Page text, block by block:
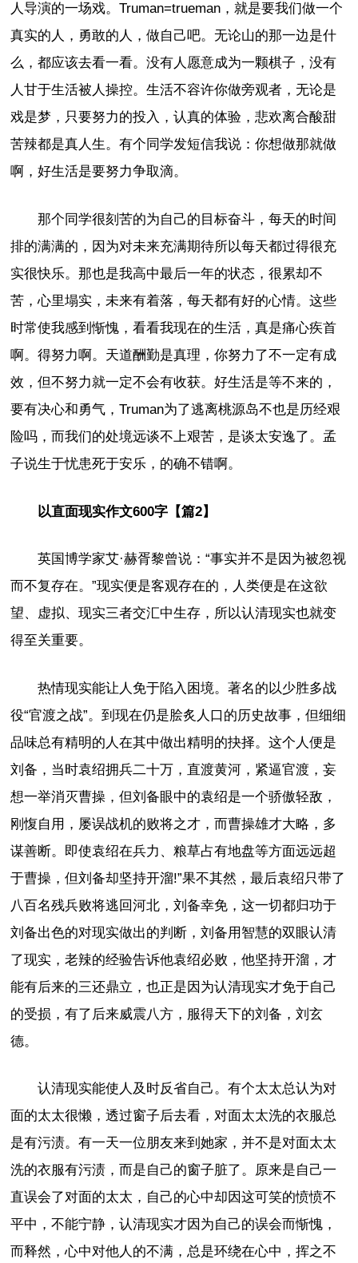
人导演的一场戏。Truman=trueman，就是要我们做一个
真实的人，勇敢的人，做自己吧。无论山的那一边是什
么，都应该去看一看。没有人愿意成为一颗棋子，没有
人甘于生活被人操控。生活不容许你做旁观者，无论是
戏是梦，只要努力的投入，认真的体验，悲欢离合酸甜
苦辣都是真人生。有个同学发短信我说：你想做那就做
啊，好生活是要努力争取滴。
那个同学很刻苦的为自己的目标奋斗，每天的时间
排的满满的，因为对未来充满期待所以每天都过得很充
实很快乐。那也是我高中最后一年的状态，很累却不
苦，心里塌实，未来有着落，每天都有好的心情。这些
时常使我感到惭愧，看看我现在的生活，真是痛心疾首
啊。得努力啊。天道酬勤是真理，你努力了不一定有成
效，但不努力就一定不会有收获。好生活是等不来的，
要有决心和勇气，Truman为了逃离桃源岛不也是历经艰
险吗，而我们的处境远谈不上艰苦，是谈太安逸了。孟
子说生于忧患死于安乐，的确不错啊。
以直面现实作文600字【篇2】
英国博学家艾·赫胥黎曾说：“事实并不是因为被忽视
而不复存在。”现实便是客观存在的，人类便是在这欲
望、虚拟、现实三者交汇中生存，所以认清现实也就变
得至关重要。
热情现实能让人免于陷入困境。著名的以少胜多战
役“官渡之战”。到现在仍是脍炙人口的历史故事，但细细
品味总有精明的人在其中做出精明的抉择。这个人便是
刘备，当时袁绍拥兵二十万，直渡黄河，紧逼官渡，妄
想一举消灭曹操，但刘备眼中的袁绍是一个骄傲轻敌，
刚愎自用，屡误战机的败将之才，而曹操雄才大略，多
谋善断。即使袁绍在兵力、粮草占有地盘等方面远远超
于曹操，但刘备却坚持开溜!”果不其然，最后袁绍只带了
八百名残兵败将逃回河北，刘备幸免，这一切都归功于
刘备出色的对现实做出的判断，刘备用智慧的双眼认清
了现实，老辣的经验告诉他袁绍必败，他坚持开溜，才
能有后来的三还鼎立，也正是因为认清现实才免于自己
的受损，有了后来威震八方，服得天下的刘备，刘玄
德。
认清现实能使人及时反省自己。有个太太总认为对
面的太太很懒，透过窗子后去看，对面太太洗的衣服总
是有污渍。有一天一位朋友来到她家，并不是对面太太
洗的衣服有污渍，而是自己的窗子脏了。原来是自己一
直误会了对面的太太，自己的心中却因这可笑的愤愤不
平中，不能宁静，认清现实才因为自己的误会而惭愧，
而释然，心中对他人的不满，总是环绕在心中，挥之不